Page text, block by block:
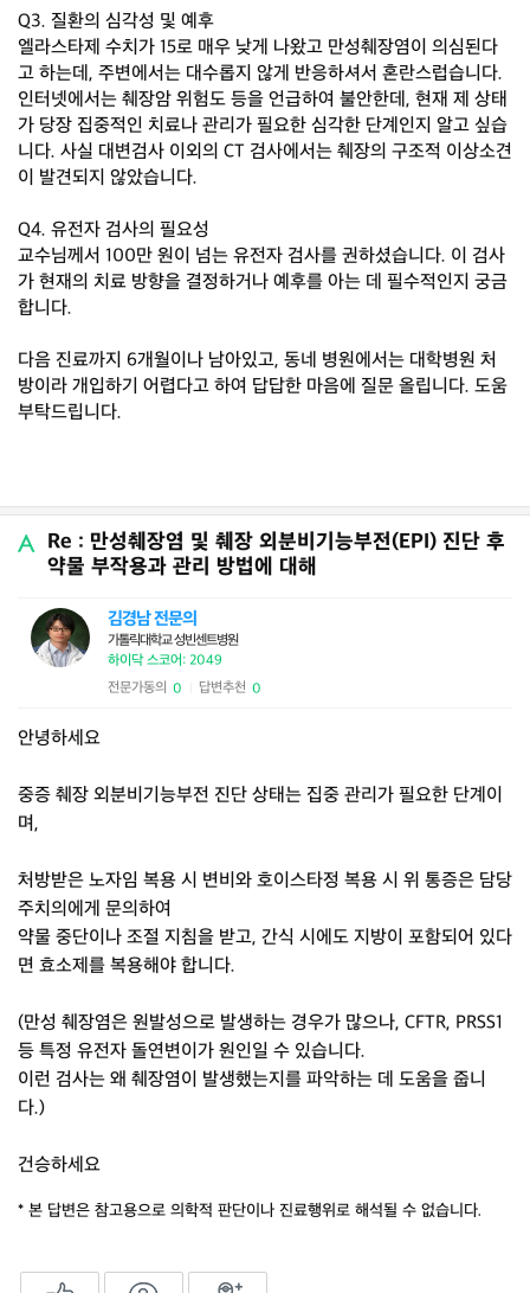
Q3. 질환의 심각성 및 예후
엘라스타제 수치가 15로 매우 낮게 나왔고 만성췌장염이 의심된다
고 하는데, 주변에서는 대수롭지 않게 반응하셔서 혼란스럽습니다.
인터넷에서는 췌장암 위험도 등을 언급하여 불안한데, 현재 제 상태
가 당장 집중적인 치료나 관리가 필요한 심각한 단계인지 알고 싶습
니다. 사실 대변검사 이외의 CT 검사에서는 췌장의 구조적 이상소견
이 발견되지 않았습니다.
Q4. 유전자 검사의 필요성
교수님께서 100만 원이 넘는 유전자 검사를 권하셨습니다. 이 검사
가 현재의 치료 방향을 결정하거나 예후를 아는 데 필수적인지 궁금
합니다.
다음 진료까지 6개월이나 남아있고, 동네 병원에서는 대학병원 처
방이라 개입하기 어렵다고 하여 답답한 마음에 질문 올립니다. 도움
부탁드립니다.
Re : 만성췌장염 및 췌장 외분비기능부전(EPI) 진단 후
약물 부작용과 관리 방법에 대해
김경남 전문의
가톨릭대학교 성빈센트병원
하이닥 스코어: 2049
전문가동의 0 답변추천 0
안녕하세요
중증 췌장 외분비기능부전 진단 상태는 집중 관리가 필요한 단계이
며,
처방받은 노자임 복용 시 변비와 호이스타정 복용 시 위 통증은 담당
주치의에게 문의하여
약물 중단이나 조절 지침을 받고, 간식 시에도 지방이 포함되어 있다
면 효소제를 복용해야 합니다.
(만성 췌장염은 원발성으로 발생하는 경우가 많으나, CFTR, PRSS1
등 특정 유전자 돌연변이가 원인일 수 있습니다.
이런 검사는 왜 췌장염이 발생했는지를 파악하는 데 도움을 줍니
다.)
건승하세요
* 본 답변은 참고용으로 의학적 판단이나 진료행위로 해석될 수 없습니다.